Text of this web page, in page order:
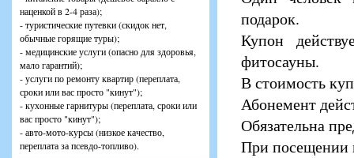
наценкой в 2-4 раза);
- туристические путевки (скидок нет,
обычные горящие туры);
- медицинские услуги (опасно для здоровья,
мало гарантий);
- услуги по ремонту квартир (переплата,
сроки или вас просто "кинут");
- кухонные гарнитуры (переплата, сроки или
вас просто "кинут");
- авто-мото-курсы (низкое качество,
переплата за псевдо-топливо).
подарок.
Купон
фитосауны.
В стоимость
Абонемент
Обязательна
При посещении